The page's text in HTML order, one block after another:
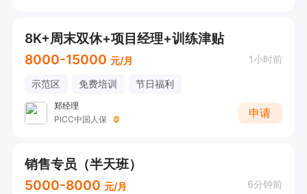
8K+周末双休+项目经理+训练津贴
8000-15000 元/月 1小时前
示范区 免费培训 节日福利
郑经理
PICC中国人保
申请
销售专员（半天班）
5000-8000 元/月 6分钟前